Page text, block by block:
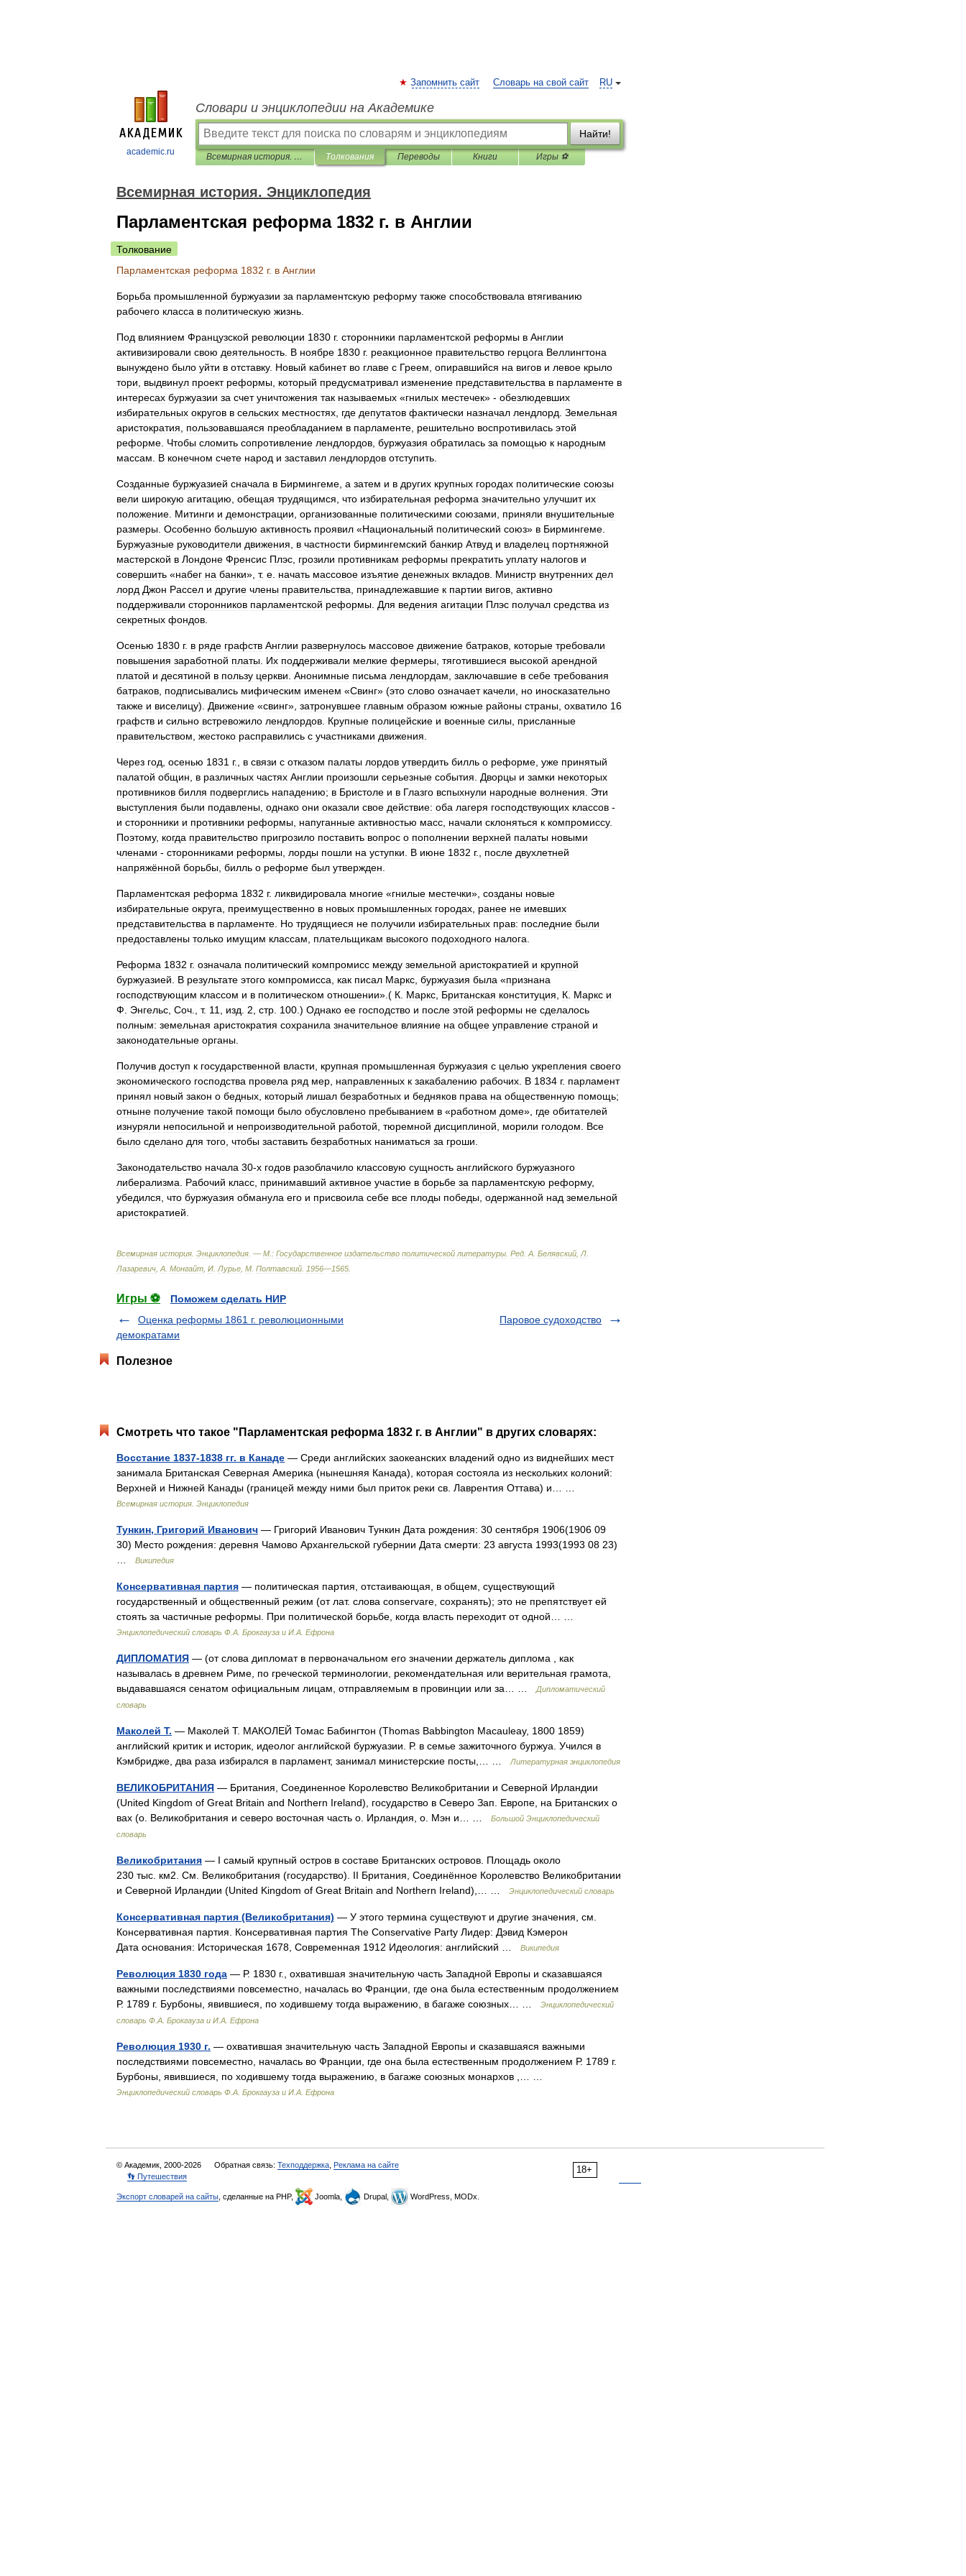
academic.ru
RU
Запомнить сайт Словарь на свой сайт
Словари и энциклопедии на Академике
Найти!
Всемирная история. Энциклопедия Толкования Переводы Книги Игры ⚽
Всемирная история. Энциклопедия
Парламентская реформа 1832 г. в Англии
Толкование
Парламентская реформа 1832 г. в Англии
Борьба промышленной буржуазии за парламентскую реформу также способствовала втягиванию
рабочего класса в политическую жизнь
Под влиянием Французской революции 1830 г. сторонники парламентской реформы в Англии
активизировали свою деятельность В ноябре 1830 г. реакционное правительство герцога Веллингтона
вынуждено было уйти в отставку. Новый кабинет во главе с Греем опиравшийся на вигов и левое крыло
тори
выдвинул проект реформы который предусматривал изменение представительства в парламенте в
интересах буржуазии за счет уничтожения так называемых «гнилых местечек» - обезлюдевших
избирательных округов в сельских местностях где депутатов фактически назначал лендлорд Земельная
аристократия
пользовавшаяся преобладанием в парламенте решительно воспротивилась этой
реформе Чтобы сломить сопротивление лендлордов буржуазия обратилась за помощью к народным
массам
В конечном счете народ и заставил лендлордов отступить
Созданные буржуазией сначала в Бирмингеме а затем и в других крупных городах политические союзы
вели широкую агитацию обещая трудящимся что избирательная реформа значительно улучшит их
положение Митинги и демонстрации организованные политическими союзами приняли внушительные
размеры Особенно большую активность проявил «Национальный политический союз» в Бирмингеме
Буржуазные руководители движения в частности бирмингемский банкир Атвуд и владелец портняжной
мастерской в Лондоне Френсис Плэс грозили противникам реформы прекратить уплату налогов и
совершить «набег на банки», т. е начать массовое изъятие денежных вкладов Министр внутренних дел
лорд Джон Рассел и другие члены правительства принадлежавшие к партии вигов активно
поддерживали сторонников парламентской реформы Для ведения агитации Плэс получал средства из
секретных фондов
Осенью 1830 г. в ряде графств Англии развернулось массовое движение батраков которые требовали
повышения заработной платы Их поддерживали мелкие фермеры тяготившиеся высокой арендной
платой и десятиной в пользу церкви Анонимные письма лендлордам заключавшие в себе требования
батраков подписывались мифическим именем «Свинг» (это слово означает качели но иносказательно
также и виселицу). Движение «свинг», затронувшее главным образом южные районы страны охватило 16
графств и сильно встревожило лендлордов Крупные полицейские и военные силы присланные
правительством жестоко расправились с участниками движения
Через год осенью 1831 г., в связи с отказом палаты лордов утвердить билль о реформе уже принятый
палатой общин в различных частях Англии произошли серьезные события Дворцы и замки некоторых
противников билля подверглись нападению; в Бристоле и в Глазго вспыхнули народные волнения
Эти
выступления были подавлены однако они оказали свое действие: оба лагеря господствующих классов -
и сторонники и противники реформы напуганные активностью масс начали склоняться к компромиссу.
Поэтому, когда правительство пригрозило поставить вопрос о пополнении верхней палаты новыми
членами - сторонниками реформы лорды пошли на уступки В июне 1832 г., после двухлетней
напряжённой борьбы билль о реформе был утвержден
Парламентская реформа 1832 г. ликвидировала многие «гнилые местечки», созданы новые
избирательные округа преимущественно в новых промышленных городах ранее не имевших
представительства в парламенте Но трудящиеся не получили избирательных прав: последние были
предоставлены только имущим классам плательщикам высокого подоходного налога
Реформа 1832 г. означала политический компромисс между земельной аристократией и крупной
буржуазией
В результате этого компромисса как писал Маркс буржуазия была «признана
господствующим классом и в политическом отношении».( К Маркс Британская конституция К Маркс и
Ф
Энгельс Соч т. 11 изд 2 стр 100 .) Однако ее господство и после этой реформы не сделалось
полным: земельная аристократия сохранила значительное влияние на общее управление страной и
законодательные органы
Получив доступ к государственной власти крупная промышленная буржуазия с целью укрепления своего
экономического господства провела ряд мер направленных к закабалению рабочих В 1834 г. парламент
принял новый закон о бедных который лишал безработных и бедняков права на общественную помощь;
отныне получение такой помощи было обусловлено пребыванием в «работном доме», где обитателей
изнуряли непосильной и непроизводительной работой тюремной дисциплиной морили голодом
Все
было сделано для того чтобы заставить безработных наниматься за гроши
Законодательство начала 30-х годов разоблачило классовую сущность английского буржуазного
либерализма
Рабочий класс принимавший активное участие в борьбе за парламентскую реформу,
убедился что буржуазия обманула его и присвоила себе все плоды победы одержанной над земельной
аристократией
Всемирная история Энциклопедия . — М : Государственное издательство политической литературы Ред А Белявский Л
Лазаревич А Монгайт И Лурье М Полтавский 1956—1565
Игры ⚽
Поможем сделать НИР
Оценка реформы 1861 г. революционными
демократами
Паровое судоходство
Полезное
Смотреть что такое "Парламентская реформа 1832 г. в Англии" в других словарях:
Восстание 1837-1838 гг. в Канаде — Среди английских заокеанских владений одно из виднейших мест
занимала Британская Северная Америка (нынешняя Канада), которая состояла из нескольких колоний:
Верхней и Нижней Канады (границей между ними был приток реки св. Лаврентия Оттава) и… …
Всемирная история. Энциклопедия
Тункин, Григорий Иванович — Григорий Иванович Тункин Дата рождения: 30 сентября 1906(1906 09
30) Место рождения: деревня Чамово Архангельской губернии Дата смерти: 23 августа 1993(1993 08 23)
Википедия
Консервативная партия — политическая партия, отстаивающая, в общем, существующий
государственный и общественный режим (от лат. слова conservare, сохранять); это не препятствует ей
стоять за частичные реформы. При политической борьбе, когда власть переходит от одной… …
Энциклопедический словарь Ф.А. Брокгауза и И.А. Ефрона
ДИПЛОМАТИЯ — (от слова дипломат в первоначальном его значении держатель диплома , как
называлась в древнем Риме, по греческой терминологии, рекомендательная или верительная грамота,
выдававшаяся сенатом официальным лицам, отправляемым в провинции или за… …
Дипломатический
словарь
Маколей Т. — Маколей Т. МАКОЛЕЙ Томас Бабингтон (Thomas Babbington Macauleay, 1800 1859)
английский критик и историк, идеолог английской буржуазии. Р. в семье зажиточного буржуа. Учился в
Кэмбридже, два раза избирался в парламент, занимал министерские посты,… …
Литературная энциклопедия
ВЕЛИКОБРИТАНИЯ — Британия, Соединенное Королевство Великобритании и Северной Ирландии
(United Kingdom of Great Britain and Northern Ireland), государство в Северо Зап. Европе, на Британских о
вах (о. Великобритания и северо восточная часть о. Ирландия, о. Мэн и… …
Большой Энциклопедический
словарь
Великобритания — I самый крупный остров в составе Британских островов. Площадь около
230 тыс. км2. См. Великобритания (государство). II Британия, Соединённое Королевство Великобритании
и Северной Ирландии (United Kingdom of Great Britain and Northern Ireland),… …
Энциклопедический словарь
Консервативная партия (Великобритания) — У этого термина существуют и другие значения, см.
Консервативная партия. Консервативная партия The Conservative Party Лидер: Дэвид Кэмерон
Дата основания: Историческая 1678, Современная 1912 Идеология: английский …
Википедия
Революция 1830 года — Р. 1830 г., охватившая значительную часть Западной Европы и сказавшаяся
важными последствиями повсеместно, началась во Франции, где она была естественным продолжением
Р. 1789 г. Бурбоны, явившиеся, по ходившему тогда выражению, в багаже союзных… …
Энциклопедический
словарь Ф.А. Брокгауза и И.А. Ефрона
Революция 1930 г. — охватившая значительную часть Западной Европы и сказавшаяся важными
последствиями повсеместно, началась во Франции, где она была естественным продолжением Р. 1789 г.
Бурбоны, явившиеся, по ходившему тогда выражению, в багаже союзных монархов ,… …
Энциклопедический словарь Ф.А. Брокгауза и И.А. Ефрона
18+
© Академик, 2000-2026 Обратная связь: Техподдержка Реклама на сайте
👣 Путешествия
Экспорт словарей на сайты , сделанные на PHP, Joomla, Drupal, WordPress, MODx.